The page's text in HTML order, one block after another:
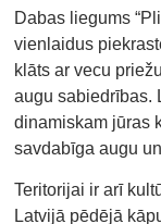
Dabas liegums
vienlaidus
klāts ar vecu
augu sabiedrības.
dinamiskam jūras
savdabīga augu
Teritorijai ir arī
Latvijā pēdējā